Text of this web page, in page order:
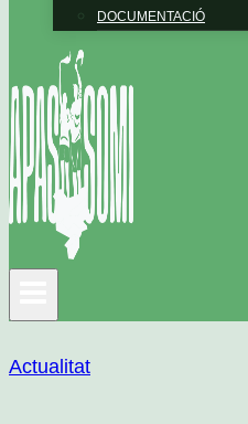
DOCUMENTACIÓ
Actualitat